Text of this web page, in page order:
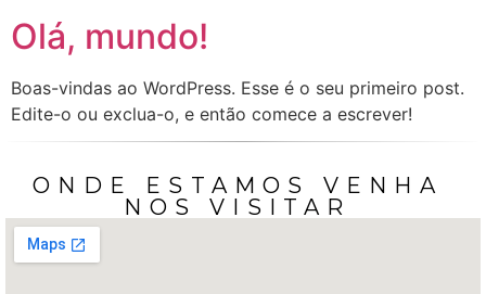
Olá, mundo!
Boas-vindas ao WordPress. Esse é o seu primeiro post.
Edite-o ou exclua-o, e então comece a escrever!
ONDE ESTAMOS VENHA
NOS VISITAR